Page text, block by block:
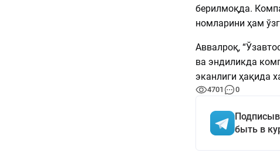
берилмоқда.
номларини ҳам
Аввалроқ,
ва эндиликда
эканлиги ҳақида
4701 0
быть в